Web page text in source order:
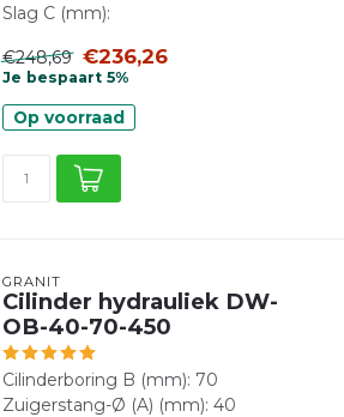
Slag C (mm):
€248,69 €236,26
Je bespaart 5%
Op voorraad
GRANIT
Cilinder hydrauliek DW-
OB-40-70-450
Cilinderboring B (mm): 70
Zuigerstang-Ø (A) (mm): 40